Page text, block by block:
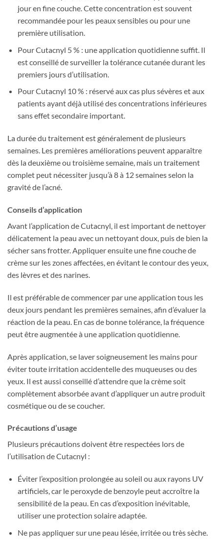
jour en fine couche. Cette concentration est souvent
recommandée pour les peaux sensibles ou pour une
première utilisation.
Pour Cutacnyl 5 % : une application quotidienne suffit. Il
est conseillé de surveiller la tolérance cutanée durant les
premiers jours d’utilisation.
Pour Cutacnyl 10 % : réservé aux cas plus sévères et aux
patients ayant déjà utilisé des concentrations inférieures
sans effet secondaire important.
La durée du traitement est généralement de plusieurs
semaines. Les premières améliorations peuvent apparaître
dès la deuxième ou troisième semaine, mais un traitement
complet peut nécessiter jusqu’à 8 à 12 semaines selon la
gravité de l’acné.
Conseils d’application
Avant l’application de Cutacnyl, il est important de nettoyer
délicatement la peau avec un nettoyant doux, puis de bien la
sécher sans frotter. Appliquer ensuite une fine couche de
crème sur les zones affectées, en évitant le contour des yeux,
des lèvres et des narines.
Il est préférable de commencer par une application tous les
deux jours pendant les premières semaines, afin d’évaluer la
réaction de la peau. En cas de bonne tolérance, la fréquence
peut être augmentée à une application quotidienne.
Après application, se laver soigneusement les mains pour
éviter toute irritation accidentelle des muqueuses ou des
yeux. Il est aussi conseillé d’attendre que la crème soit
complètement absorbée avant d’appliquer un autre produit
cosmétique ou de se coucher.
Précautions d’usage
Plusieurs précautions doivent être respectées lors de
l’utilisation de Cutacnyl :
Éviter l’exposition prolongée au soleil ou aux rayons UV
artificiels, car le peroxyde de benzoyle peut accroître la
sensibilité de la peau. En cas d’exposition inévitable,
utiliser une protection solaire adaptée.
Ne pas appliquer sur une peau lésée, irritée ou très sèche.